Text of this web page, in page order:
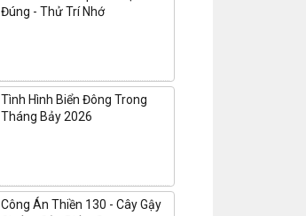
Đúng - Thử Trí Nhớ
Tình Hình Biển Đông Trong
Tháng Bảy 2026
Công Án Thiền 130 - Cây Gậy